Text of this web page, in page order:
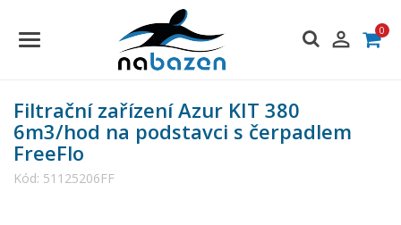
 0
Filtrační zařízení Azur KIT 380
6m3/hod na podstavci s čerpadlem
FreeFlo
Kód: 51125206FF